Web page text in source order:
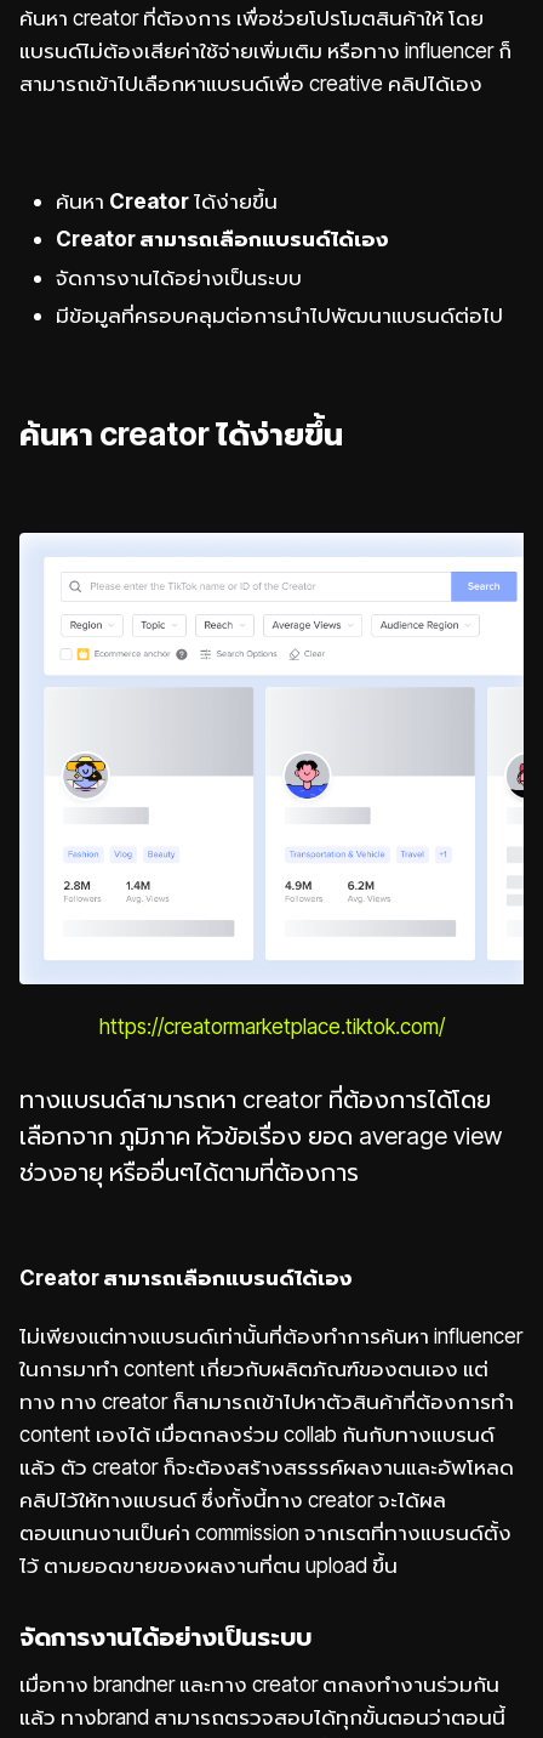
ค้นหา creator ที่ต้องการ เพื่อช่วยโปรโมตสินค้าให้ โดย
แบรนด์ไม่ต้องเสียค่าใช้จ่ายเพิ่มเติม หรือทาง influencer ก็
สามารถเข้าไปเลือกหาแบรนด์เพื่อ creative คลิปได้เอง
ค้นหา Creatorได้ง่ายขึ้น
Creatorสามารถเลือกแบรนด์ได้เอง
จัดการงานได้อย่างเป็นระบบ
มีข้อมูลที่ครอบคลุมต่อการนำไปพัฒนาแบรนด์ต่อไป
ค้นหา creator ได้ง่ายขึ้น
https://creatormarketplace.tiktok.com/
ทางแบรนด์สามารถหา creator ที่ต้องการได้โดย
เลือกจาก ภูมิภาค หัวข้อเรื่อง ยอด average view
ช่วงอายุ หรืออื่นๆได้ตามที่ต้องการ
Creatorสามารถเลือกแบรนด์ได้เอง
ไม่เพียงแต่ทางแบรนด์เท่านั้นที่ต้องทำการค้นหา influencer
ในการมาทำ content เกี่ยวกับผลิตภัณฑ์ของตนเอง แต่
ทาง ทาง creator ก็สามารถเข้าไปหาตัวสินค้าที่ต้องการทำ
content เองได้ เมื่อตกลงร่วม collab กันกับทางแบรนด์
แล้ว ตัว creator ก็จะต้องสร้างสรรรค์ผลงานและอัพโหลด
คลิปไว้ให้ทางแบรนด์ ซึ่งทั้งนี้ทาง creator จะได้ผล
ตอบแทนงานเป็นค่า commission จากเรตที่ทางแบรนด์ตั้ง
ไว้ ตามยอดขายของผลงานที่ตน upload ขึ้น
จัดการงานได้อย่างเป็นระบบ
เมื่อทาง brandner และทาง creator ตกลงทำงานร่วมกัน
แล้ว ทางbrand สามารถตรวจสอบได้ทุกขั้นตอนว่าตอนนี้